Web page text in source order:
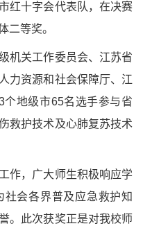
红十字会代表队，在决赛
二等奖。
关工作委员会、江苏省
力资源和社会保障厅、江
地级市65名选手参与省
救护技术及心肺复苏技术
，广大师生积极响应学
会各界普及应急救护知
。此次获奖正是对我校师